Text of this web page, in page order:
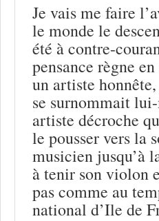
Je vais me faire
le monde le
été à contre-
pensance règne
un artiste
se surnommait
artiste décroche
le pousser vers la
musicien jusqu’à
à tenir son violon
pas comme au
national d’Ile de